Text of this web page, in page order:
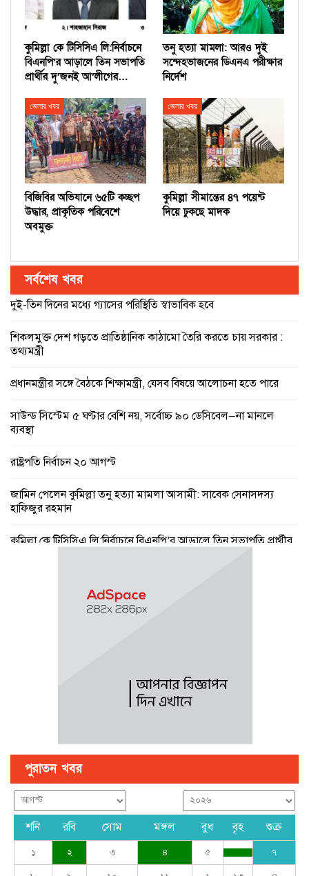
কুমিল্লা কে টিসিসিএ লি:নির্বাচনে
বিএনপি’র আড়ালে তিন সভাপতি
প্রার্থীর দু’জনই আ’লীগের…
তনু হত্যা মামলা: আরও দুই
সন্দেহভাজনের ডিএনএ পরীক্ষার
নির্দেশ
জেলার খবর
বিজিবির অভিযানে ৬৫টি কচ্ছপ
উদ্ধার, প্রাকৃতিক পরিবেশে
অবমুক্ত
জেলার খবর
কুমিল্লা সীমান্তের ৪৭ পয়েন্ট
দিয়ে ঢুকছে মাদক
সর্বশেষ খবর
দুই-তিন দিনের মধ্যে গ্যাসের পরিস্থিতি স্বাভাবিক হবে
শিকলমুক্ত দেশ গড়তে প্রাতিষ্ঠানিক কাঠামো তৈরি করতে চায় সরকার :
তথ্যমন্ত্রী
প্রধানমন্ত্রীর সঙ্গে বৈঠকে শিক্ষামন্ত্রী, যেসব বিষয়ে আলোচনা হতে পারে
সাউন্ড সিস্টেম ৫ ঘণ্টার বেশি নয়, সর্বোচ্চ ৯০ ডেসিবেল—না মানলে
ব্যবস্থা
রাষ্ট্রপতি নির্বাচন ২০ আগস্ট
জামিন পেলেন কুমিল্লা তনু হত্যা মামলা আসামী: সাবেক সেনাসদস্য
হাফিজুর রহমান
কুমিল্লা কে টিসিসিএ লি:নির্বাচনে বিএনপি’র আড়ালে তিন সভাপতি প্রার্থীর
সরকারের নয়, রাষ্ট্রের বিরুদ্ধে বলা অপরাধ : তথ্যমন্ত্রী
ঢাকার চারপাশের নৌপথগুলো সচল করার নির্দেশ প্রধানমন্ত্রীর
পুরাতন খবর
শনি রবি সোম মঙ্গল বুধ বৃহ শুক্র
১ ২ ৩ ৪ ৫ ৭